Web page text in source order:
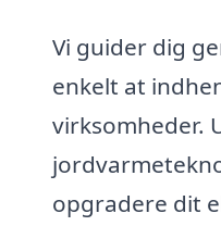
Vi guider dig
enkelt at
virksomheder.
opgradere dit